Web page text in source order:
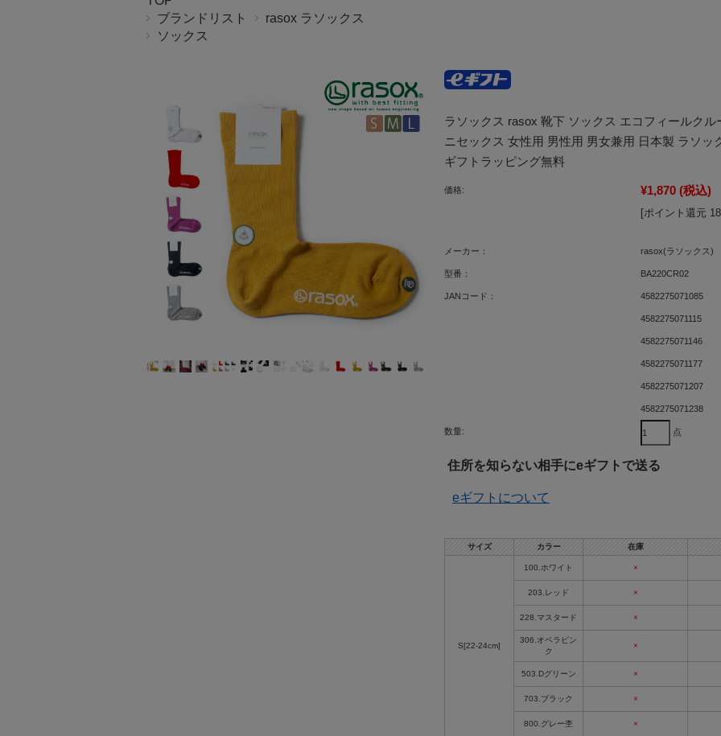
ブランドリスト
rasox ラソックス
ソックス
ラソックス rasox 靴下 ソックス エコフィールク
ニセックス 女性用 男性用 男女兼用 日本製 ラソ
ギフトラッピング無料
価格: ¥1,870 (税込)
[ポイント還元
メーカー： rasox(ラソックス)
型番： BA220CR02
JANコード： 4582275071085
4582275071115
4582275071146
4582275071177
4582275071207
4582275071238
数量: 点
住所を知らない相手にeギフトで送る
eギフトについて
サイズ カラー 在庫
S[22-24cm]
100.ホワイト ×
203.レッド ×
228.マスタード ×
306.オペラピン
ク
×
503.Dグリーン ×
703.ブラック ×
800.グレー杢 ×